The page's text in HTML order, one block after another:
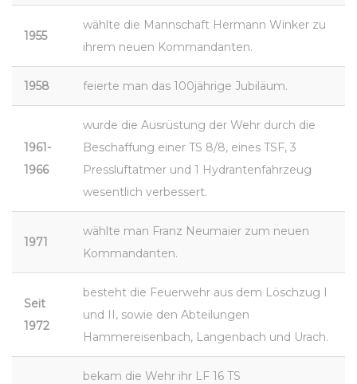
1955
wählte die Mannschaft Hermann Winker zu
ihrem neuen Kommandanten.
1958 feierte man das 100jährige Jubiläum.
1961-
1966
wurde die Ausrüstung der Wehr durch die
Beschaffung einer TS 8/8, eines TSF, 3
Pressluftatmer und 1 Hydrantenfahrzeug
wesentlich verbessert.
1971
wählte man Franz Neumaier zum neuen
Kommandanten.
Seit
1972
besteht die Feuerwehr aus dem Löschzug I
und II, sowie den Abteilungen
Hammereisenbach, Langenbach und Urach.
bekam die Wehr ihr LF 16 TS